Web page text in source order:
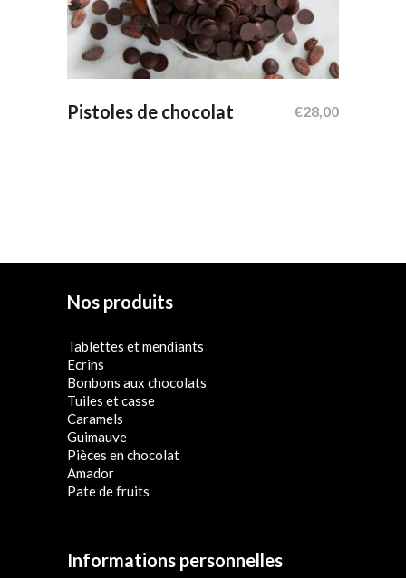
Ajouter Au Panier
Pistoles de chocolat €28,00
Nos produits
Tablettes et mendiants
Ecrins
Bonbons aux chocolats
Tuiles et casse
Caramels
Guimauve
Pièces en chocolat
Amador
Pate de fruits
Informations personnelles